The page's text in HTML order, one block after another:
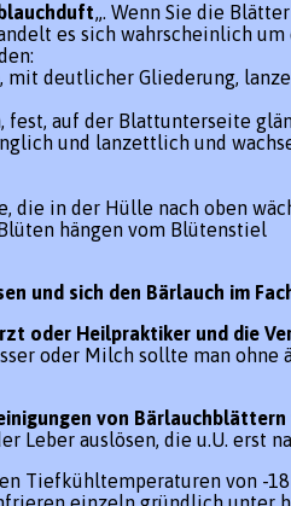
„. Wenn Sie die
es sich wahrscheinlich
mit deutlicher Gliederung,
fest, auf der Blattunterseite
und lanzettlich und
die in der Hülle nach oben
hängen vom Blütenstiel
und sich den Bärlauch im
oder Heilpraktiker und die
oder Milch sollte man ohne
von Bärlauchblättern
auslösen, die u.U. erst
Tiefkühltemperaturen von -